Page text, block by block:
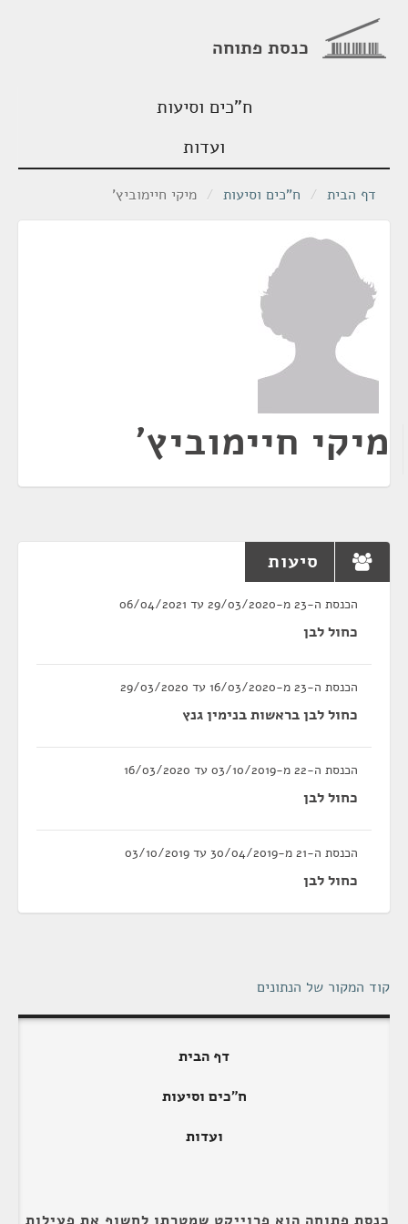
כנסת פתוחה
ח"כים וסיעות
ועדות
דף הבית / ח"כים וסיעות / מיקי חיימוביץ'
מיקי חיימוביץ'
סיעות
הכנסת ה-23 מ-29/03/2020 עד 06/04/2021
כחול לבן
הכנסת ה-23 מ-16/03/2020 עד 29/03/2020
כחול לבן בראשות בנימין גנץ
הכנסת ה-22 מ-03/10/2019 עד 16/03/2020
כחול לבן
הכנסת ה-21 מ-30/04/2019 עד 03/10/2019
כחול לבן
קוד המקור של הנתונים
דף הבית
ח"כים וסיעות
ועדות